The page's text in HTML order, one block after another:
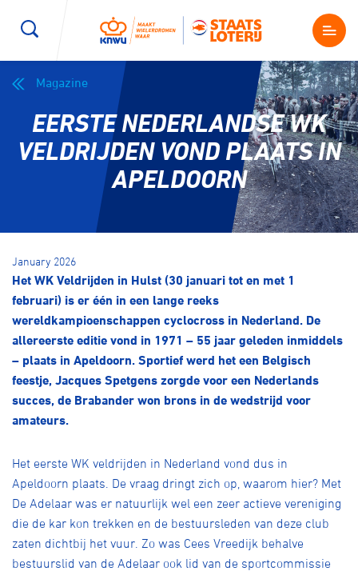
Kenniscentrum
Shop
Producten en diensten
Contact
Over ons
Magazine
EERSTE NEDERLANDSE WK
VELDRIJDEN VOND PLAATS IN
APELDOORN
January 2026
Het WK Veldrijden in Hulst (30 januari tot en met 1
februari) is er één in een lange reeks
wereldkampioenschappen cyclocross in Nederland. De
allereerste editie vond in 1971 – 55 jaar geleden inmiddels
– plaats in Apeldoorn. Sportief werd het een Belgisch
feestje, Jacques Spetgens zorgde voor een Nederlands
succes, de Brabander won brons in de wedstrijd voor
amateurs.
Het eerste WK veldrijden in Nederland vond dus in
Apeldoorn plaats. De vraag dringt zich op, waarom hier? Met
De Adelaar was er natuurlijk wel een zeer actieve vereniging
die de kar kon trekken en de bestuursleden van deze club
zaten dichtbij het vuur. Zo was Cees Vreedijk behalve
bestuurslid van de Adelaar ook lid van de sportcommissie
Wegwielrennen Mountainbiken
E-Racing
Kunstwielrijden ID-Cycling
BMX freestyle Gravel
Veldrijden Biketrial
Pumptrack Fixed gear